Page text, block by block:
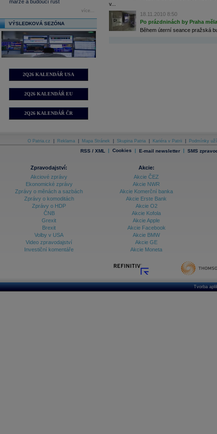
marže a budoucí růst
více...
VÝSLEDKOVÁ SEZÓNA
2Q26 KALENDÁŘ USA
2Q26 KALENDÁŘ EU
2Q26 KALENDÁŘ ČR
v...
18.11.2010 8:50
Po prázdninách by Praha
Během úterní seance pražská
O Patria.cz Reklama Mapa Stránek Skupina Patria Kariéra v Patrii Podmínky
RSS / XML | Cookies | E-mail newsletter | SMS
Zpravodajství:
Akciové zprávy
Ekonomické zprávy
Zprávy o měnách a sazbách
Zprávy o komoditách
Zprávy o HDP
ČNB
Grexit
Brexit
Volby v USA
Video zpravodajství
Investiční komentáře
Akcie:
Akcie ČEZ
Akcie NWR
Akcie Komerční banka
Akcie Erste Bank
Akcie O2
Akcie Kofola
Akcie Apple
Akcie Facebook
Akcie BMW
Akcie GE
Akcie Moneta
Tvorba